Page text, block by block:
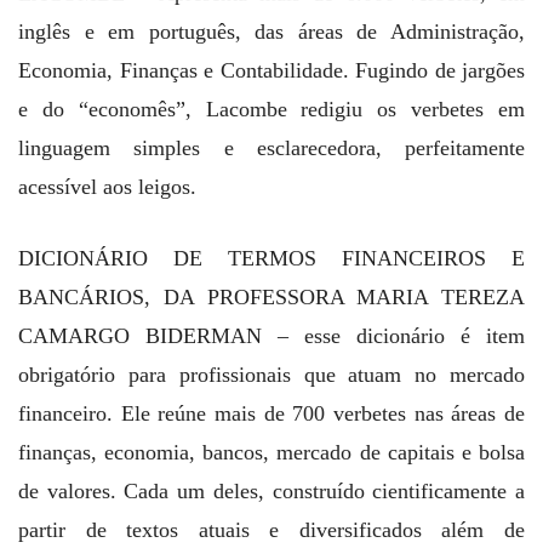
inglês e em português, das áreas de Administração,
Economia, Finanças e Contabilidade. Fugindo de jargões
e do “economês”, Lacombe redigiu os verbetes em
linguagem simples e esclarecedora, perfeitamente
acessível aos leigos.
DICIONÁRIO DE TERMOS FINANCEIROS E
BANCÁRIOS, DA PROFESSORA MARIA TEREZA
CAMARGO BIDERMAN – esse dicionário é item
obrigatório para profissionais que atuam no mercado
financeiro. Ele reúne mais de 700 verbetes nas áreas de
finanças, economia, bancos, mercado de capitais e bolsa
de valores. Cada um deles, construído cientificamente a
partir de textos atuais e diversificados além de